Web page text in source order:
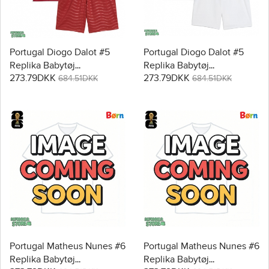
Portugal Diogo Dalot #5
Replika Babytøj
Hjemmebanesæt Børn VM
273.79DKK 684.51DKK
Portugal Diogo Dalot #5
Replika Babytøj
Udebanesæt Børn VM
273.79DKK 684.51DKK
Portugal Matheus Nunes #6
Replika Babytøj
Portugal Matheus Nunes #6
Replika Babytøj